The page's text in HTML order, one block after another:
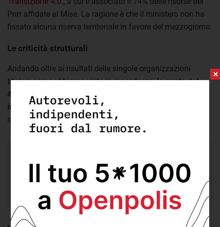
Pnrr affidate al Mise. La ragione è che il ministero non ha
fissato alcuna riserva territoriale in favore del mezzogiorno.
Le criticità strutturali
Andando oltre ai risultati delle singole organizzazioni
titolari, come abbiamo visto in precedenza,la quota del
40% risulta complessivamente rispettata. Tuttavia, è
importante consideraredue aspetti critici
risultato.
32,7%
le risorse con destinazione
territoriale, calcolate in base a stime effettuate dagli